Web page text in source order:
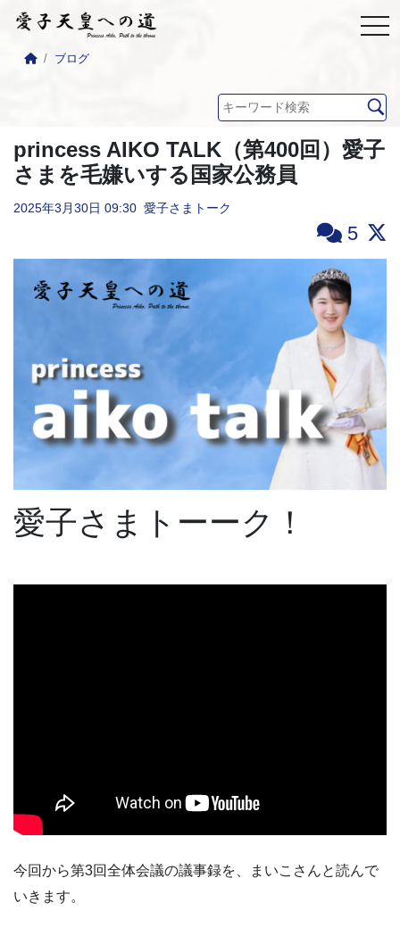
ブログ
princess AIKO TALK（第400回）愛子
さまを毛嫌いする国家公務員
2025年3月30日 09:30 愛子さまトーク
5
愛子さまトーーク！
今回から第3回全体会議の議事録を、まいこさんと読んで
いきます。